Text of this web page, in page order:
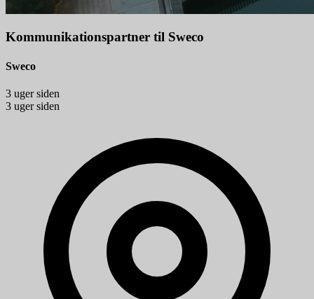
Kommunikationspartner til Sweco
Sweco
3 uger siden
3 uger siden